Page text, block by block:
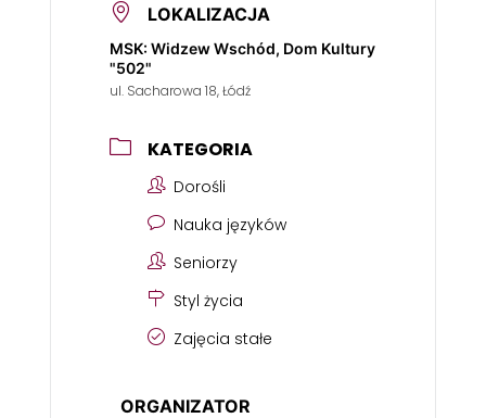
LOKALIZACJA
MSK: Widzew Wschód, Dom Kultury
"502"
ul. Sacharowa 18, Łódź
KATEGORIA
Dorośli
Nauka języków
Seniorzy
Styl życia
Zajęcia stałe
ORGANIZATOR